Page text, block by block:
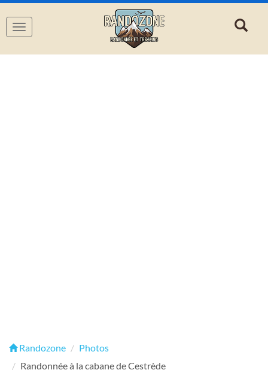
Navigation
Randozone
Photos
Randonnée à la cabane de Cestrède